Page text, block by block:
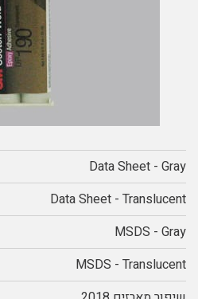
Data Sheet - Gray
Data Sheet - Translucent
MSDS - Gray
MSDS - Translucent